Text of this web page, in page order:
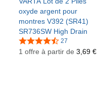
oxyde argent pour
montres V392 (SR41)
SR736SW High Drain
27
1 offre à partir de 3,69 €